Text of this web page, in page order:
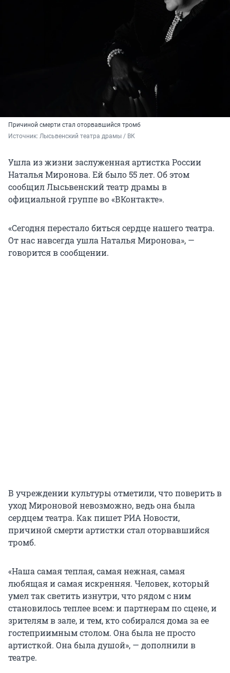
Причиной смерти стал оторвавшийся тромб
Источник: Лысьвенский театра драмы / ВК
Ушла из жизни заслуженная артистка России
Наталья Миронова. Ей было 55 лет. Об этом
сообщил Лысьвенский театр драмы в
официальной группе во «ВКонтакте».
«Сегодня перестало биться сердце нашего театра.
От нас навсегда ушла Наталья Миронова», —
говорится в сообщении.
В учреждении культуры отметили, что поверить в
уход Мироновой невозможно, ведь она была
сердцем театра. Как пишет РИА Новости,
причиной смерти артистки стал оторвавшийся
тромб.
«Наша самая теплая, самая нежная, самая
любящая и самая искренняя. Человек, который
умел так светить изнутри, что рядом с ним
становилось теплее всем: и партнерам по сцене, и
зрителям в зале, и тем, кто собирался дома за ее
гостеприимным столом. Она была не просто
артисткой. Она была душой», — дополнили в
театре.